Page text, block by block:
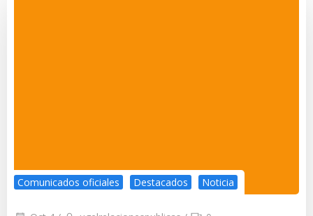
Comunicados oficiales Destacados Noticia